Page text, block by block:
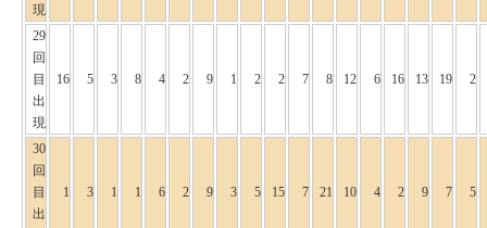
現
29
回
目
出
現
16 5 3 8 4 2 9 1 2 2 7 8 12 6 16 13 19 2
30
回
目
出
1 3 1 1 6 2 9 3 5 15 7 21 10 4 2 9 7 5